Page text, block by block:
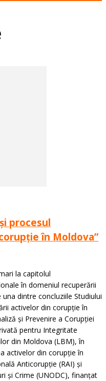
procesul
în Moldova”
la capitolul
în domeniul recuperării
dintre concluziile Studiului
activelor din corupție în
și Prevenire a Corupției
pentru Integritate
din Moldova (LBM), în
activelor din corupție în
Anticorupție (RAI) și
și Crime (UNODC), finanțat